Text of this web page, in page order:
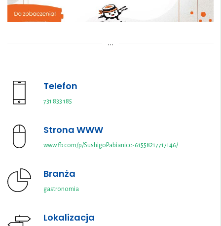
...
Telefon
731 833 185
Strona WWW
www.fb.com/p/SushigoPabianice-61558217717146/
Branża
gastronomia
Lokalizacja